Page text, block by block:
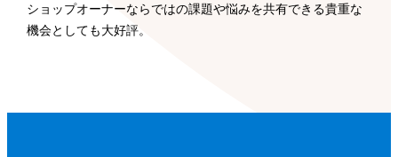
ショップオーナーならではの課題や悩みを共有できる貴重な
機会としても大好評。